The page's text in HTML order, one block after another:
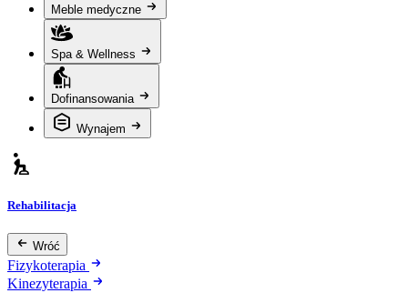
Meble medyczne
Spa & Wellness
Dofinansowania
Wynajem
Rehabilitacja
Wróć
Fizykoterapia
Kinezyterapia